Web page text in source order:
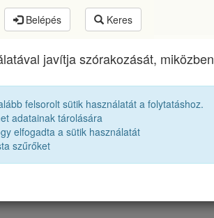
Belépés Keres
egykori diákjai 1964 11B
B. Béla
javítja szórakozását, miközben
felsorolt sütik használatát a folytatáshoz.
adatainak tárolására
elfogadta a sütik használatát
szűrőket